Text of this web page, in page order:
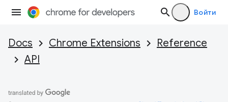
Войти
Docs Chrome Extensions
Reference
API